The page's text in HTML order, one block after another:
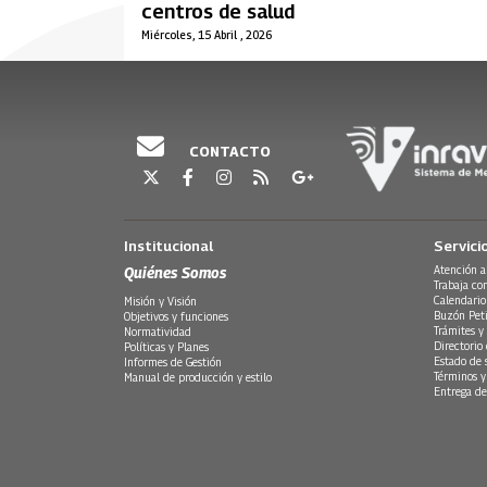
Miércoles, 15 Abril , 2026
centros de salud
CONTACTO
Institucional
Quiénes Somos
Misión y Visión
Objetivos y funciones
Normatividad
Políticas y Planes
Informes de Gestión
Manual de producción y estilo
Atención
Trabaja
Buzón
Trámites y
Directorio
Estado de
Términos
Entrega